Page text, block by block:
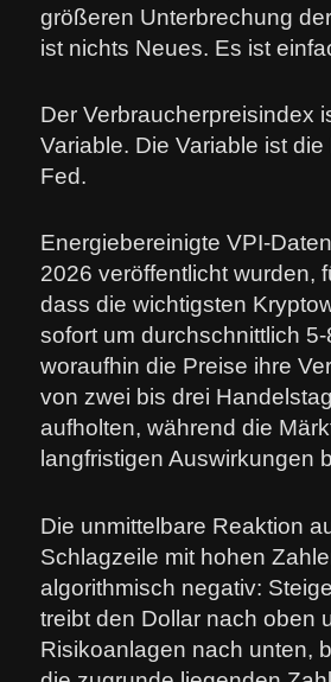
größeren Unterbrechung
ist nichts Neues. Es ist
Der Verbraucherpreisindex
Variable. Die Variable ist
Fed.
Energiebereinigte VPI-
2026 veröffentlicht wurden,
dass die wichtigsten
sofort um durchschnittlich
woraufhin die Preise ihre
von zwei bis drei
aufholten, während die
langfristigen Auswirkungen
Die unmittelbare Reaktion
Schlagzeile mit hohen
algorithmisch negativ:
treibt den Dollar nach oben
Risikoanlagen nach unten,